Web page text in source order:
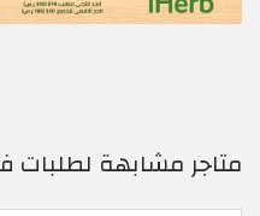
متاجر مشابهة